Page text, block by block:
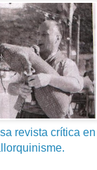
revista crítica en